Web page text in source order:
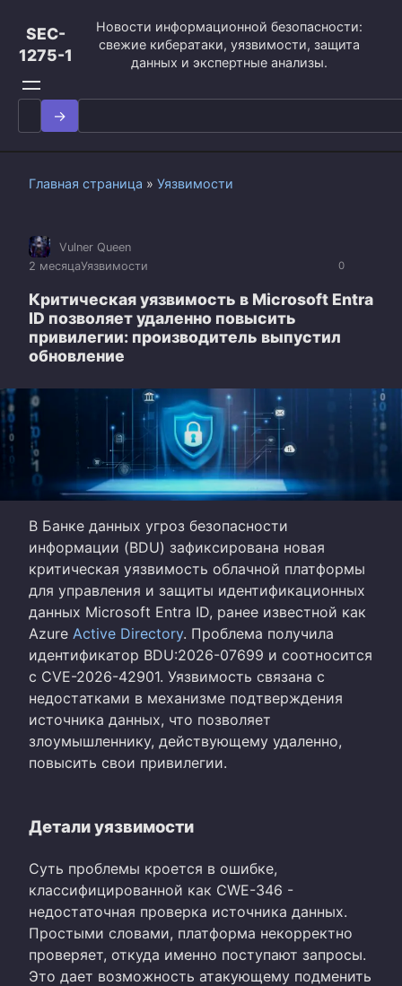
контенту
SEC-
1275-1
Новости информационной безопасности:
свежие кибератаки, уязвимости, защита
данных и экспертные анализы.
Search
for:
Главная страница » Уязвимости
0
Vulner Queen
2 месяцаУязвимости
Критическая уязвимость в Microsoft Entra
ID позволяет удаленно повысить
привилегии: производитель выпустил
обновление
В Банке данных угроз безопасности
информации (BDU) зафиксирована новая
критическая уязвимость облачной платформы
для управления и защиты идентификационных
данных Microsoft Entra ID, ранее известной как
Azure Active Directory. Проблема получила
идентификатор BDU:2026-07699 и соотносится
с CVE-2026-42901. Уязвимость связана с
недостатками в механизме подтверждения
источника данных, что позволяет
злоумышленнику, действующему удаленно,
повысить свои привилегии.
Детали уязвимости
Суть проблемы кроется в ошибке,
классифицированной как CWE-346 -
недостаточная проверка источника данных.
Простыми словами, платформа некорректно
проверяет, откуда именно поступают запросы.
Это дает возможность атакующему подменить